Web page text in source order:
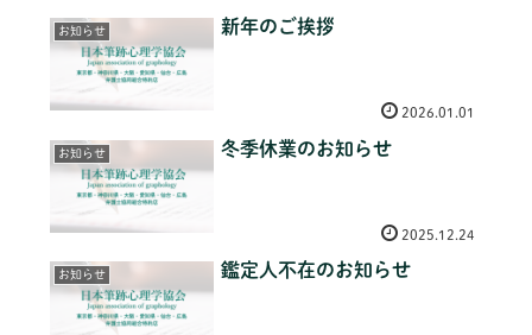
お知らせ 新年のご挨拶
2026.01.01
お知らせ 冬季休業のお知らせ
2025.12.24
お知らせ 鑑定人不在のお知らせ